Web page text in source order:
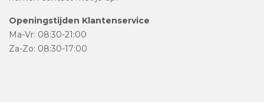
Openingstijden Klantenservice
Ma-Vr: 08:30-21:00
Za-Zo: 08:30-17:00